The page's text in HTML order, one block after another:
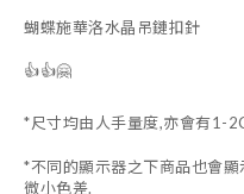
蝴蝶施華洛水晶吊鏈扣針
👍👍🤗
*尺寸均由人手量度,亦會有1-
*不同的顯示器之下商品也會
微小色差.